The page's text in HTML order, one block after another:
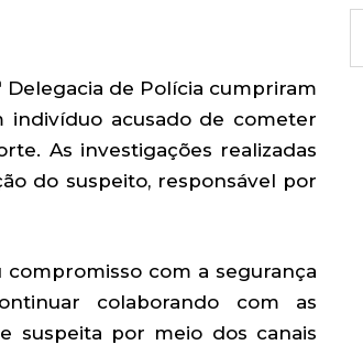
Delegacia de Polícia cumpriram
acusado de cometer
As investigações realizadas
do suspeito, responsável por
compromisso com a segurança
colaborando com as
suspeita por meio dos canais